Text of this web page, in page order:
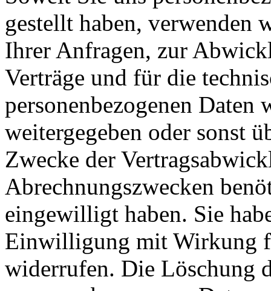
gestellt haben, verwenden
Ihrer Anfragen, zur
Verträge und für die
personenbezogenen Daten
weitergegeben oder sonst
Zwecke der
Abrechnungszwecken
eingewilligt haben. Sie
Einwilligung mit Wirkung
widerrufen. Die Löschung